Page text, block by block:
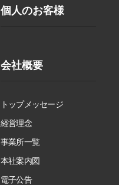
個人のお客様
会社概要
トップメッセージ
経営理念
事業所一覧
本社案内図
電子公告